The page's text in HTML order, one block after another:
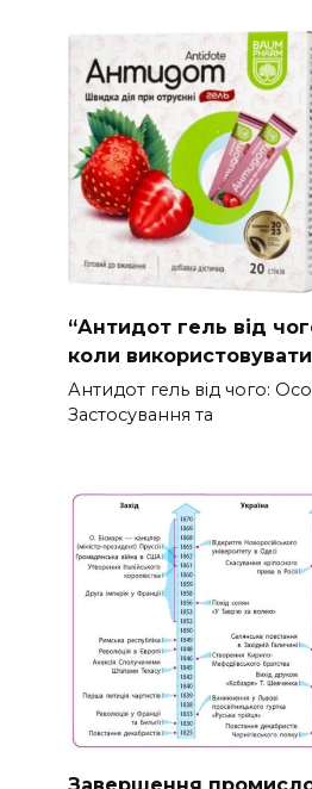
“Антидот гель від
коли використовувати
Антидот гель від чого:
Застосування та
Завершення